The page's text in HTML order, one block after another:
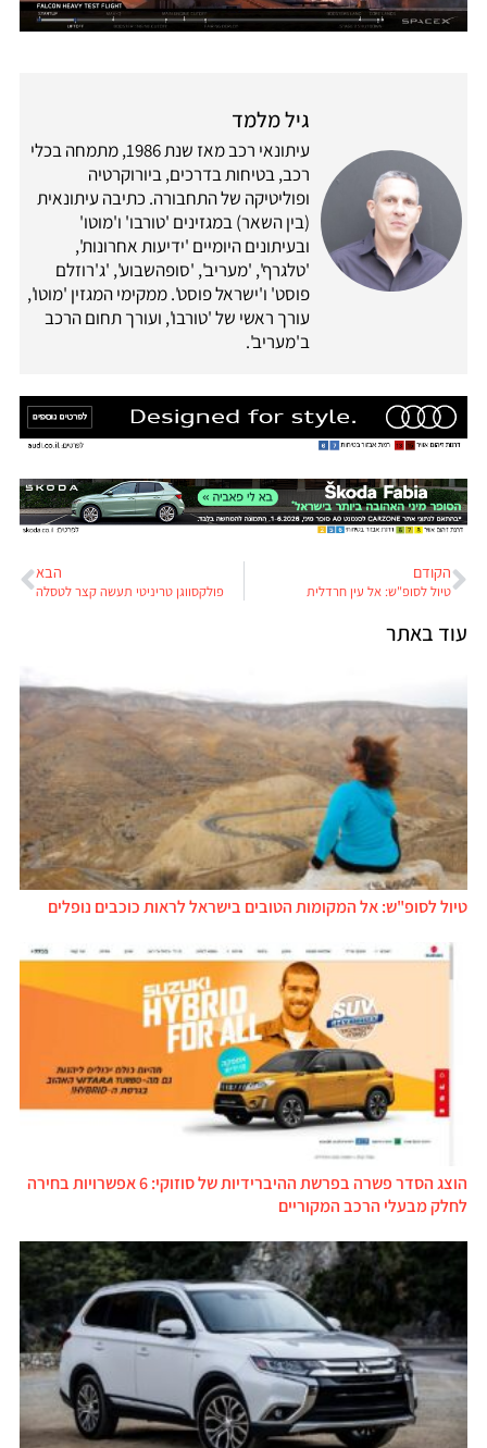
גיל מלמד
עיתונאי רכב מאז שנת 1986, מתמחה בכלי
רכב, בטיחות בדרכים, ביורוקרטיה
ופוליטיקה של התחבורה. כתיבה עיתונאית
(בין השאר) במגזינים 'טורבו' ו'מוטו'
ובעיתונים היומיים 'ידיעות אחרונות',
'טלגרף', 'מעריב', 'סופהשבוע', 'ג'רוזלם
פוסט' ו'ישראל פוסט'. ממקימי המגזין 'מוטו',
עורך ראשי של 'טורבו', ועורך תחום הרכב
ב'מעריב'.
הקודם
טיול לסופ"ש: אל עין חרדלית
הבא
פולקסווגן טריניטי תעשה קצר לטסלה
עוד באתר
טיול לסופ"ש: אל המקומות הטובים בישראל לראות כוכבים נופלים
הוצג הסדר פשרה בפרשת ההיברידיות של סוזוקי: 6 אפשרויות בחירה
לחלק מבעלי הרכב המקוריים